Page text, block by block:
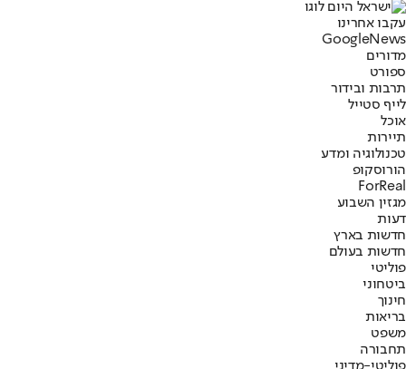
עקבו אחרינו
Googl eNews
מדורים
ספורט
תרבות ובידור
לייף סטייל
אוכל
תיירות
טכנולוגיה ומדע
הורוסקופ
ForReal
מגזין השבוע
דעות
חדשות בארץ
חדשות בעולם
פוליטי
ביטחוני
חינוך
בריאות
משפט
תחבורה